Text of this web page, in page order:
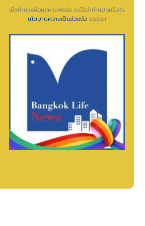
เมื่อท่านส่งข้อมูลผ่านฟอร์ม จะถือว่าท่านยอมรับใน
นโยบายความเป็นส่วนตัว ของเรา